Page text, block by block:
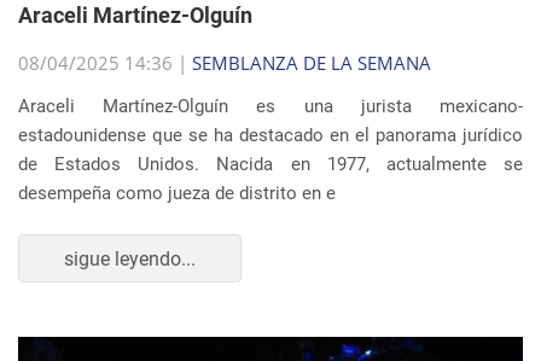
Araceli Martínez-Olguín
08/04/2025 14:36 | SEMBLANZA DE LA SEMANA
Araceli Martínez-Olguín es una jurista mexicano-
estadounidense que se ha destacado en el panorama jurídico
de Estados Unidos. Nacida en 1977, actualmente se
desempeña como jueza de distrito en e
sigue leyendo...